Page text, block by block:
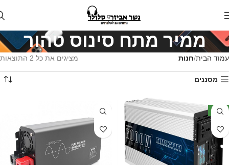
ממיר מתח סינוס טהור
עמוד הבית חנות מציגים את כל ⁦2⁩ התוצאות
מסננים
חדש